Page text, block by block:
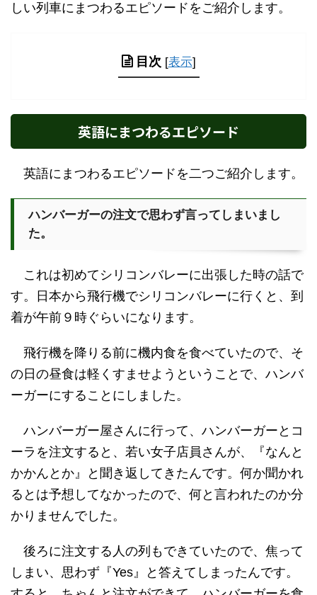
しい列車にまつわるエピソードをご紹介します。
目次 [表示]
英語にまつわるエピソード
英語にまつわるエピソードを二つご紹介します。
ハンバーガーの注文で思わず言ってしまいまし
た。
これは初めてシリコンバレーに出張した時の話で
す。日本から飛行機でシリコンバレーに行くと、到
着が午前９時ぐらいになります。
飛行機を降りる前に機内食を食べていたので、そ
の日の昼食は軽くすませようということで、ハンバ
ーガーにすることにしました。
ハンバーガー屋さんに行って、ハンバーガーとコ
ーラを注文すると、若い女子店員さんが、『なんと
かかんとか』と聞き返してきたんです。何か聞かれ
るとは予想してなかったので、何と言われたのか分
かりませんでした。
後ろに注文する人の列もできていたので、焦って
しまい、思わず『Yes』と答えてしまったんです。